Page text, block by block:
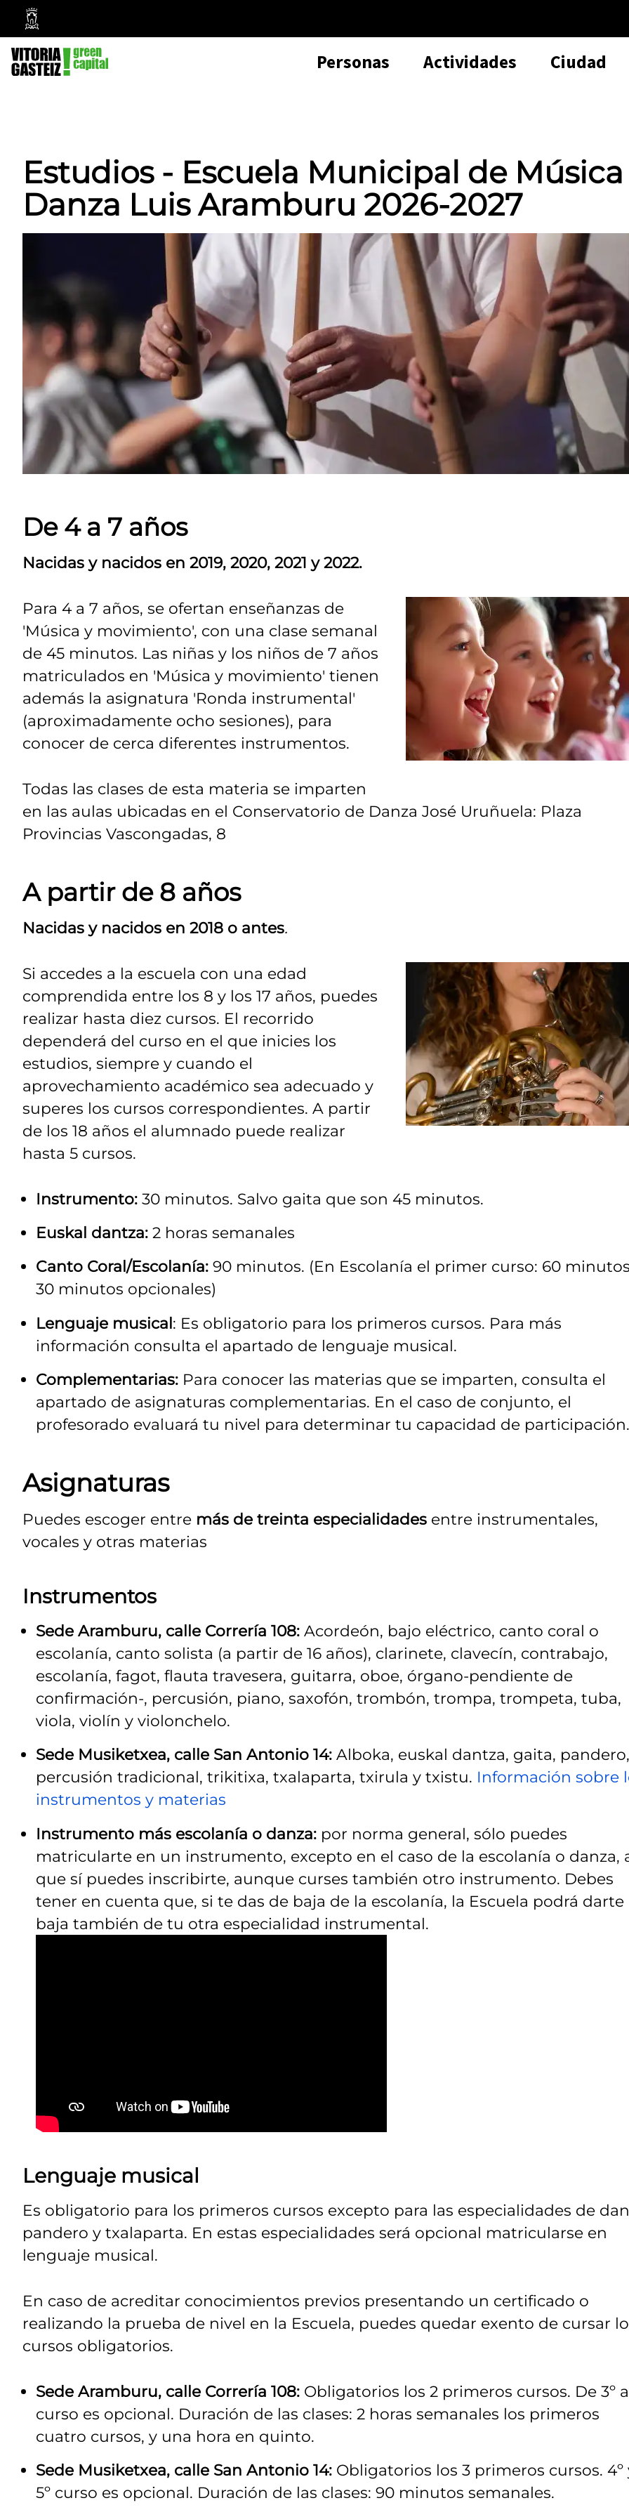
Ayuntamiento
Vitoria-
Gasteiz
Personas Actividades Ciudad
Estudios - Escuela Municipal de
Danza Luis Aramburu 2026-2027
De 4 a 7 años
Nacidas y nacidos en 2019, 2020, 2021 y 2022.
Para 4 a 7 años, se ofertan enseñanzas de
'Música y movimiento', con una clase semanal
de 45 minutos. Las niñas y los niños de 7 años
matriculados en 'Música y movimiento' tienen
además la asignatura 'Ronda instrumental'
(aproximadamente ocho sesiones), para
conocer de cerca diferentes instrumentos.
Todas las clases de esta materia se imparten
en las aulas ubicadas en el Conservatorio de Danza José Uruñuela: Plaza
Provincias Vascongadas, 8
A partir de 8 años
Nacidas y nacidos en 2018 o antes.
Si accedes a la escuela con una edad
comprendida entre los 8 y los 17 años, puedes
realizar hasta diez cursos. El recorrido
dependerá del curso en el que inicies los
estudios, siempre y cuando el
aprovechamiento académico sea adecuado y
superes los cursos correspondientes. A partir
de los 18 años el alumnado puede realizar
hasta 5 cursos.
Instrumento: 30 minutos. Salvo gaita que son 45 minutos.
Euskal dantza: 2 horas semanales
Canto Coral/Escolanía: 90 minutos. (En Escolanía el primer curso: 60
30 minutos opcionales)
Lenguaje musical: Es obligatorio para los primeros cursos. Para más
información consulta el apartado de lenguaje musical.
Complementarias: Para conocer las materias que se imparten, consulta el
apartado de asignaturas complementarias. En el caso de conjunto, el
profesorado evaluará tu nivel para determinar tu capacidad de participación.
Asignaturas
Puedes escoger entre más de treinta especialidades entre instrumentales,
vocales y otras materias
Instrumentos
Sede Aramburu, calle Correría 108: Acordeón, bajo eléctrico, canto coral o
escolanía, canto solista (a partir de 16 años), clarinete, clavecín, contrabajo,
escolanía, fagot, flauta travesera, guitarra, oboe, órgano-pendiente de
confirmación-, percusión, piano, saxofón, trombón, trompa, trompeta, tuba,
viola, violín y violonchelo.
Sede Musiketxea, calle San Antonio 14: Alboka, euskal dantza, gaita, pandero,
percusión tradicional, trikitixa, txalaparta, txirula y txistu. Información sobre
instrumentos y materias
Instrumento más escolanía o danza: por norma general, sólo puedes
matricularte en un instrumento, excepto en el caso de la escolanía o danza,
que sí puedes inscribirte, aunque curses también otro instrumento. Debes
tener en cuenta que, si te das de baja de la escolanía, la Escuela podrá darte
baja también de tu otra especialidad instrumental.
Lenguaje musical
Es obligatorio para los primeros cursos excepto para las especialidades de
pandero y txalaparta. En estas especialidades será opcional matricularse en
lenguaje musical.
En caso de acreditar conocimientos previos presentando un certificado o
realizando la prueba de nivel en la Escuela, puedes quedar exento de cursar
cursos obligatorios.
Sede Aramburu, calle Correría 108: Obligatorios los 2 primeros cursos. De 3º a
curso es opcional. Duración de las clases: 2 horas semanales los primeros
cuatro cursos, y una hora en quinto.
Sede Musiketxea, calle San Antonio 14: Obligatorios los 3 primeros cursos. 4º
5º curso es opcional. Duración de las clases: 90 minutos semanales.